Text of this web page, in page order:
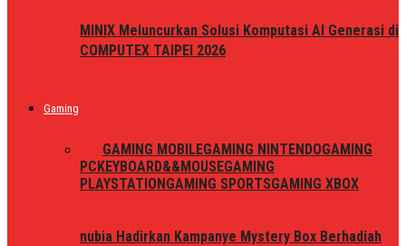
MINIX Meluncurkan Solusi Komputasi AI Generasi di
COMPUTEX TAIPEI 2026
Gaming
GAMING MOBILEGAMING NINTENDOGAMING
PCKEYBOARD&&MOUSEGAMING
PLAYSTATIONGAMING SPORTSGAMING XBOX
nubia Hadirkan Kampanye Mystery Box Berhadiah